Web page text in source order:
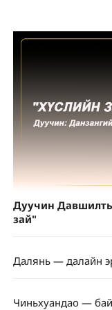
Дуучин
зай"
Далянь — далайн
Чиньхуандао —